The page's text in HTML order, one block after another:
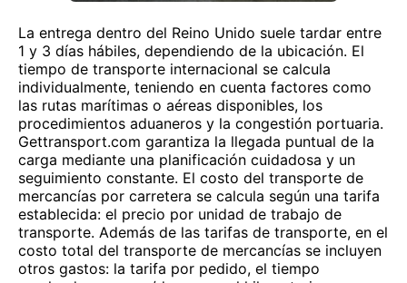
La entrega dentro del Reino Unido suele tardar entre
1 y 3 días hábiles, dependiendo de la ubicación. El
tiempo de transporte internacional se calcula
individualmente, teniendo en cuenta factores como
las rutas marítimas o aéreas disponibles, los
procedimientos aduaneros y la congestión portuaria.
Gettransport.com garantiza la llegada puntual de la
carga mediante una planificación cuidadosa y un
seguimiento constante. El costo del transporte de
mercancías por carretera se calcula según una tarifa
establecida: el precio por unidad de trabajo de
transporte. Además de las tarifas de transporte, en el
costo total del transporte de mercancías se incluyen
otros gastos: la tarifa por pedido, el tiempo